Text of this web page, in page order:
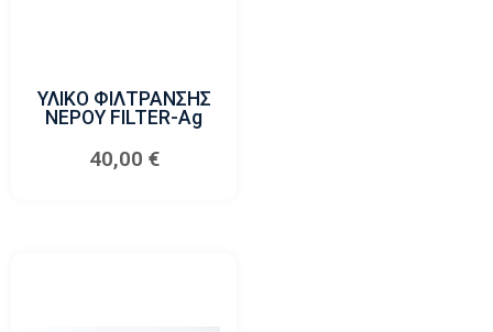
ΥΛΙΚΟ ΦΙΛΤΡΑΝΣΗΣ
ΝΕΡΟΥ FILTER-Ag
40,00 €